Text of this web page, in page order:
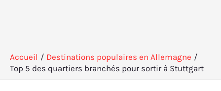
Accueil
Destinations populaires en Allemagne
Top 5 des quartiers branchés pour sortir à Stuttgart